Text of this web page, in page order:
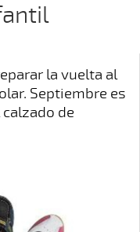
la vuelta al
Septiembre es
de